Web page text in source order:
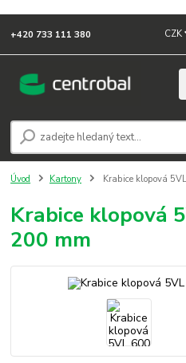
CZK
+420 733 111 380
Úvod Kartony Krabice klopová
Krabice klopová
200 mm